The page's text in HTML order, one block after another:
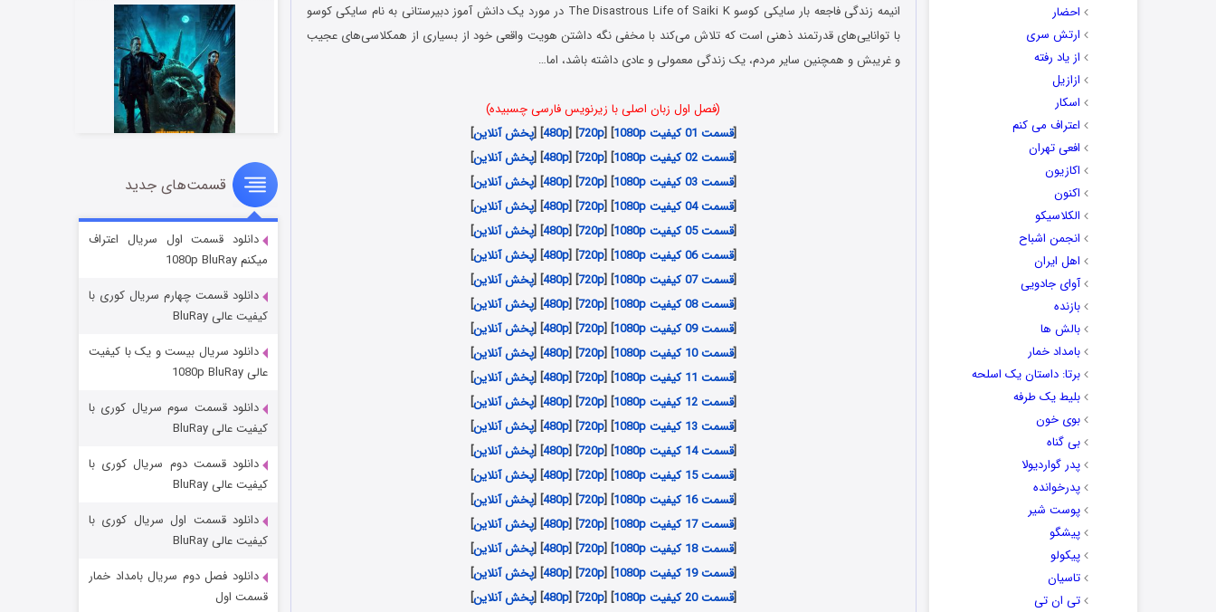
احضار
ارتش سری
از یاد رفته
ازازیل
اسکار
اعتراف می کنم
افعی تهران
اکازیون
اکنون
الکلاسیکو
انجمن اشباح
اهل ایران
آوای جادویی
بازنده
بالش ها
بامداد خمار
برتا: داستان یک اسلحه
بلیط یک‌‌ طرفه
بوی خون
بی گناه
پدر گواردیولا
پدرخوانده
پوست شیر
پیشگو
پیکولو
تاسیان
تی ان تی
انیمه زندگی فاجعه بار سایکی کوسو
The Disastrous Life of Saiki K در مورد یک دانش آموز دبیرستانی به نام سایکی کوسو
با توانایی‌های قدرتمند ذهنی است که تلاش می‌کند با مخفی نگه داشتن هویت واقعی خود از بسیاری از همکلاسی‌های عجیب
و غریبش و همچنین سایر مردم، یک زندگی معمولی و عادی داشته باشد، اما…
(فصل اول زبان اصلی با زیرنویس فارسی چسبیده)
[قسمت 01 کیفیت 1080p ] [
720p
] [
480p
] [پخش آنلاین]
[قسمت 02 کیفیت 1080p ] [
720p
] [
480p
] [پخش آنلاین]
[قسمت 03 کیفیت 1080p ] [
720p
] [
480p
] [پخش آنلاین]
[قسمت 04 کیفیت 1080p ] [
720p
] [
480p
] [پخش آنلاین]
[قسمت 05 کیفیت 1080p ] [
720p
] [
480p
] [پخش آنلاین]
[قسمت 06 کیفیت 1080p ] [
720p
] [
480p
] [پخش آنلاین]
[قسمت 07 کیفیت 1080p ] [
720p
] [
480p
] [پخش آنلاین]
[قسمت 08 کیفیت 1080p ] [
720p
] [
480p
] [پخش آنلاین]
[قسمت 09 کیفیت 1080p ] [
720p
] [
480p
] [پخش آنلاین]
[قسمت 10 کیفیت 1080p ] [
720p
] [
480p
] [پخش آنلاین]
[قسمت 11 کیفیت 1080p ] [
720p
] [
480p
] [پخش آنلاین]
[قسمت 12 کیفیت 1080p ] [
720p
] [
480p
] [پخش آنلاین]
[قسمت 13 کیفیت 1080p ] [
720p
] [
480p
] [پخش آنلاین]
[قسمت 14 کیفیت 1080p ] [
720p
] [
480p
] [پخش آنلاین]
[قسمت 15 کیفیت 1080p ] [
720p
] [
480p
] [پخش آنلاین]
[قسمت 16 کیفیت 1080p ] [
720p
] [
480p
] [پخش آنلاین]
[قسمت 17 کیفیت 1080p ] [
720p
] [
480p
] [پخش آنلاین]
[قسمت 18 کیفیت 1080p ] [
720p
] [
480p
] [پخش آنلاین]
[قسمت 19 کیفیت 1080p ] [
720p
] [
480p
] [پخش آنلاین]
[قسمت 20 کیفیت 1080p ] [
720p
] [
480p
] [پخش آنلاین]
مردگان متحرک: شهر مرده ۳
قسمت۲ (زیرنویس) منتشر شد
شکست استوارت در نجات جهان
قسمت‌های جدید
دانلود قسمت اول سریال اعتراف
میکنم 1080p BluRay
دانلود قسمت چهارم سریال کوری با
کیفیت عالی BluRay
دانلود سریال بیست و یک با کیفیت
عالی 1080p BluRay
دانلود قسمت سوم سریال کوری با
کیفیت عالی BluRay
دانلود قسمت دوم سریال کوری با
کیفیت عالی BluRay
دانلود قسمت اول سریال کوری با
کیفیت عالی BluRay
دانلود فصل دوم سریال بامداد خمار
قسمت اول